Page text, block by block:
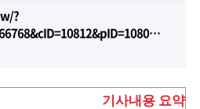
?
기사내용 요약